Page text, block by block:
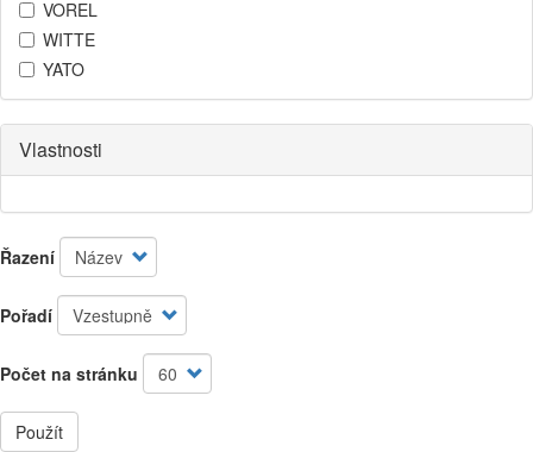
VOREL
WITTE
YATO
Vlastnosti
Řazení
Pořadí
Počet na stránku
Použít